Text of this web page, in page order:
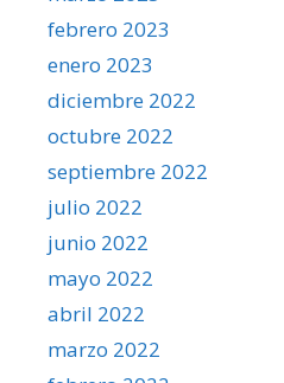
febrero 2023
enero 2023
diciembre 2022
octubre 2022
septiembre 2022
julio 2022
junio 2022
mayo 2022
abril 2022
marzo 2022